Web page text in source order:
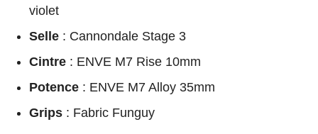
violet
Selle : Cannondale Stage 3
Cintre : ENVE M7 Rise 10mm
Potence : ENVE M7 Alloy 35mm
Grips : Fabric Funguy